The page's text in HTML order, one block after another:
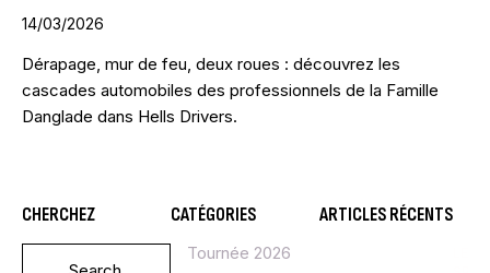
14/03/2026
Dérapage, mur de feu, deux roues : découvrez les
cascades automobiles des professionnels de la Famille
Danglade dans Hells Drivers.
CHERCHEZ CATÉGORIES
Tournée 2026
ARTICLES RÉCENTS